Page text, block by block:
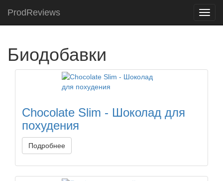
ProdReviews
Биодобавки
Chocolate Slim - Шоколад для
похудения
Подробнее